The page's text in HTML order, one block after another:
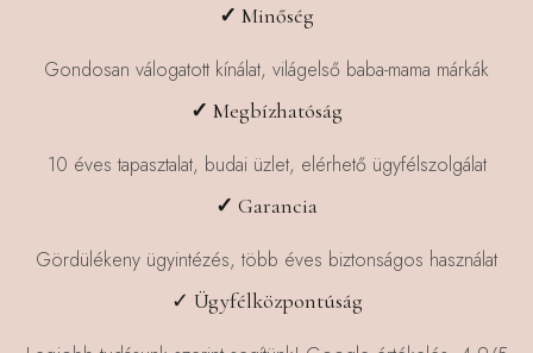
✓ Minőség
Gondosan válogatott kínálat, világelső baba-mama márkák
✓ Megbízhatóság
10 éves tapasztalat, budai üzlet, elérhető ügyfélszolgálat
✓ Garancia
Gördülékeny ügyintézés, több éves biztonságos használat
✓ Ügyfélközpontúság